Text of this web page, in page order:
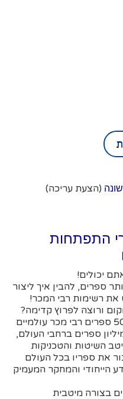
(הצעת עריכה)
התפתחות
יכולים!
ספרים, להבין איך ליצור
את רשימות רבי המכר!
ורוצה לפרוץ קדימה?
לאחר שהוציא לאור למעלה מ- 500 ספרים רבי מכר עולמיים
ספרים ברחבי העולם,
השיטות והטכניקות
את ספריו בכל העולם
הייחודי והמחקר המעמיק
בצורה מיטבית